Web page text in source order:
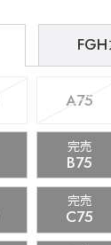
A75
完売
B75
完売
C75